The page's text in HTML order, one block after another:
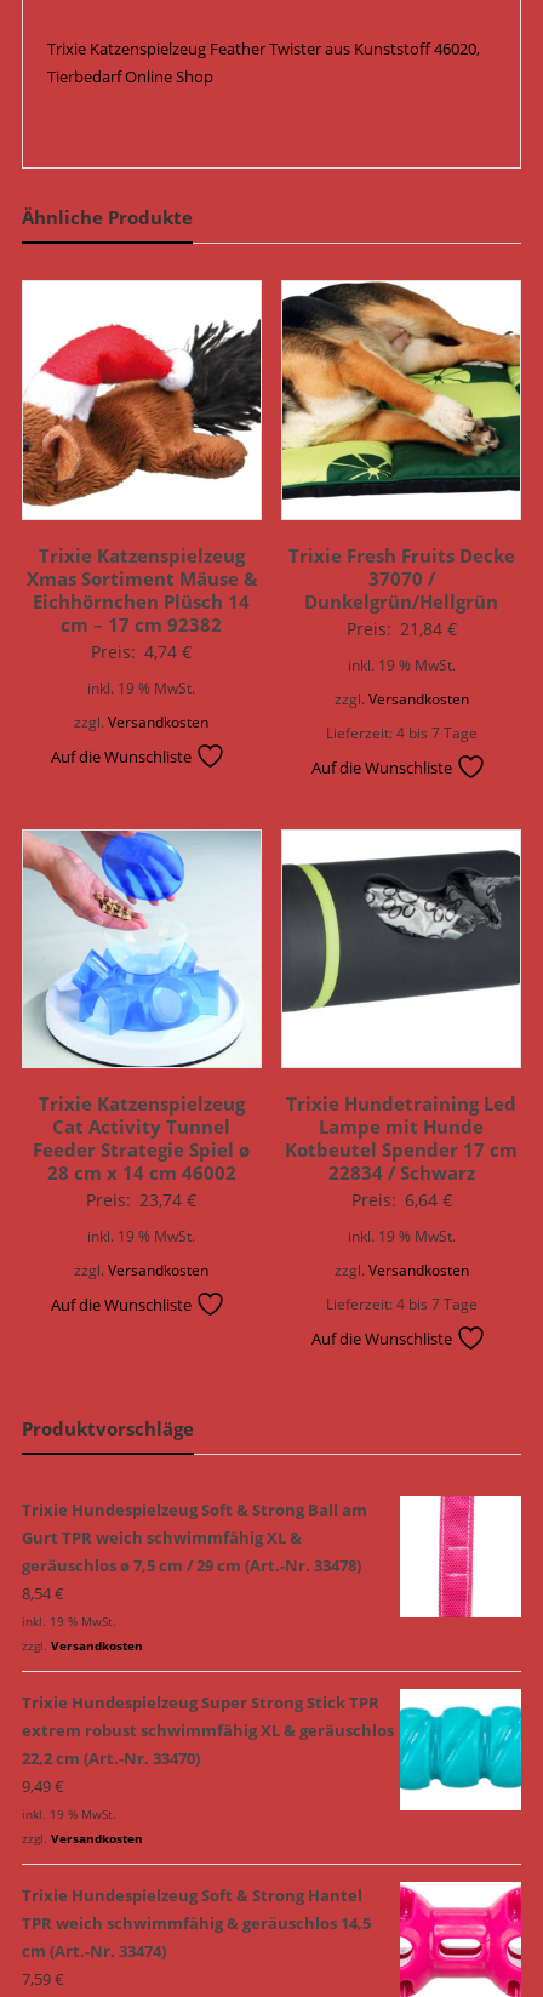
Trixie Katzenspielzeug Feather Twister aus Kunststoff 46020,
Tierbedarf Online Shop
Ähnliche Produkte
Trixie Katzenspielzeug
Xmas Sortiment Mäuse &
Eichhörnchen Plüsch 14
cm – 17 cm 92382
Preis: 4,74€
inkl. 19 % MwSt.
zzgl.Versandkosten
Auf die Wunschliste
Trixie Fresh Fruits Decke
37070 /
Dunkelgrün/Hellgrün
Preis: 21,84 €
inkl. 19 % MwSt.
zzgl. Versandkosten
Lieferzeit:4 bis 7 Tage
Auf die Wunschliste
Trixie Katzenspielzeug
Cat Activity Tunnel
Feeder Strategie Spiel ø
28 cm x 14 cm 46002
Preis: 23,74€
inkl. 19 % MwSt.
zzgl.Versandkosten
Auf die Wunschliste
Trixie Hundetraining Led
Lampe mit Hunde
Kotbeutel Spender 17 cm
22834 / Schwarz
Preis: 6,64 €
inkl. 19 % MwSt.
zzgl.Versandkosten
Lieferzeit:4 bis 7 Tage
Auf die Wunschliste
Produktvorschläge
Trixie Hundespielzeug Soft & Strong Ball am
Gurt TPR weich schwimmfähig XL &
geräuschlos ø 7,5 cm / 29 cm (Art.-Nr. 33478)
8,54€
inkl. 19 % MwSt.
zzgl. Versandkosten
Trixie Hundespielzeug Super Strong Stick TPR
extrem robust schwimmfähig XL & geräuschlos
22,2 cm (Art.-Nr. 33470)
9,49€
inkl. 19 % MwSt.
zzgl. Versandkosten
Trixie Hundespielzeug Soft & Strong Hantel
TPR weich schwimmfähig & geräuschlos 14,5
cm (Art.-Nr. 33474)
7,59€